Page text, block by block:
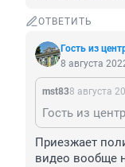
ОТВЕТИТЬ
Гость из
8 августа
mst838 августа
Приезжает
видео вообще